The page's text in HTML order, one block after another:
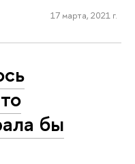
17 марта, 2021 г.
бы